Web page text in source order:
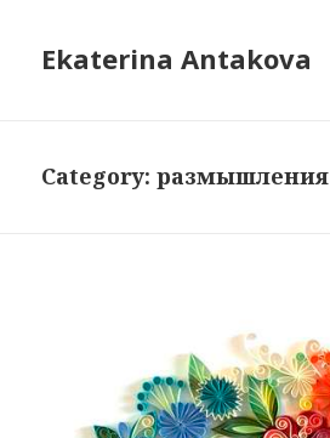
Ekaterina Antakova
Category: размышления